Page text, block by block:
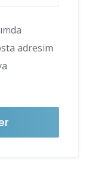
adresim